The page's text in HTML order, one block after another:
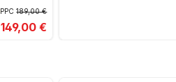
PPC189,00 €
149,00 €